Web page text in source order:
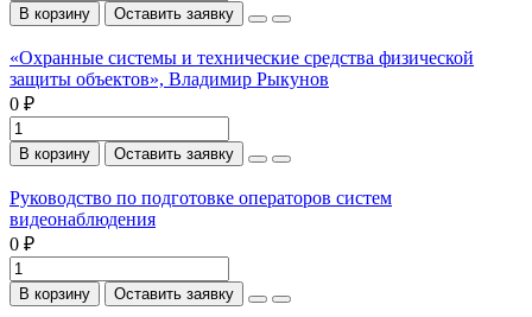
В корзину Оставить заявку
«Охранные системы и технические средства физической
защиты объектов», Владимир Рыкунов
0 ₽
В корзину Оставить заявку
Руководство по подготовке операторов систем
видеонаблюдения
0 ₽
В корзину Оставить заявку